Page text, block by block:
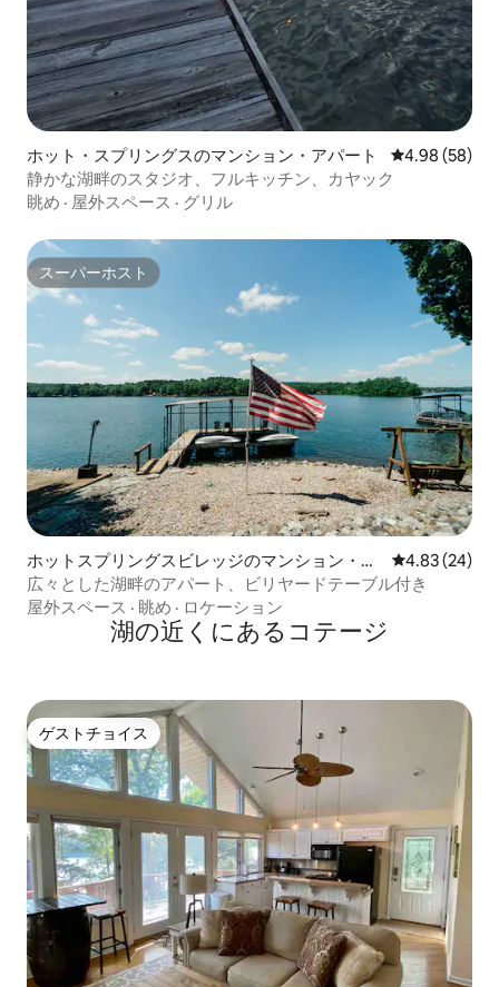
ホット・スプリングスのマンション・アパート レビュー58
4.98 (58)
静かな湖畔のスタジオ、フルキッチン、カヤック
眺め · 屋外スペース · グリル
スーパーホスト
スーパーホスト
ホットスプリングスビレッジのマンション・ア
パート
レビュー24
4.83 (24)
広々とした湖畔のアパート、ビリヤードテーブル付き
屋外スペース · 眺め · ロケーション
湖の近くにあるコテージ
ゲストチョイス
ゲストチョイス